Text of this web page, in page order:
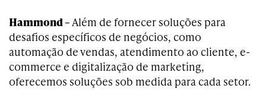
Hammond – Além de fornecer soluções para
desafios específicos de negócios, como
automação de vendas, atendimento ao cliente, e-
commerce e digitalização de marketing,
oferecemos soluções sob medida para cada setor.